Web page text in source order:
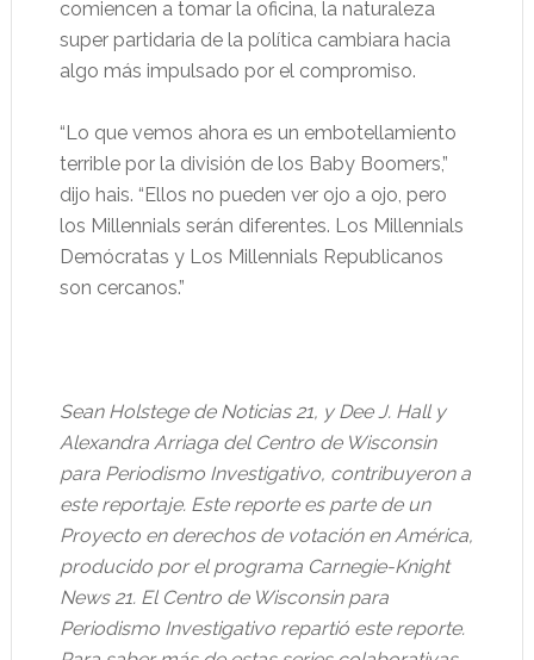
comiencen a tomar la oficina, la naturaleza
super partidaria de la política cambiara hacia
algo más impulsado por el compromiso.
“Lo que vemos ahora es un embotellamiento
terrible por la división de los Baby Boomers,”
dijo hais. “Ellos no pueden ver ojo a ojo, pero
los Millennials serán diferentes. Los Millennials
Demócratas y Los Millennials Republicanos
son cercanos.”
Sean Holstege de Noticias 21, y Dee J. Hall y
Alexandra Arriaga del Centro de Wisconsin
para Periodismo Investigativo, contribuyeron a
este reportaje. Este reporte es parte de un
Proyecto en derechos de votación en América,
producido por el programa Carnegie-Knight
News 21. El Centro de Wisconsin para
Periodismo Investigativo repartió este reporte.